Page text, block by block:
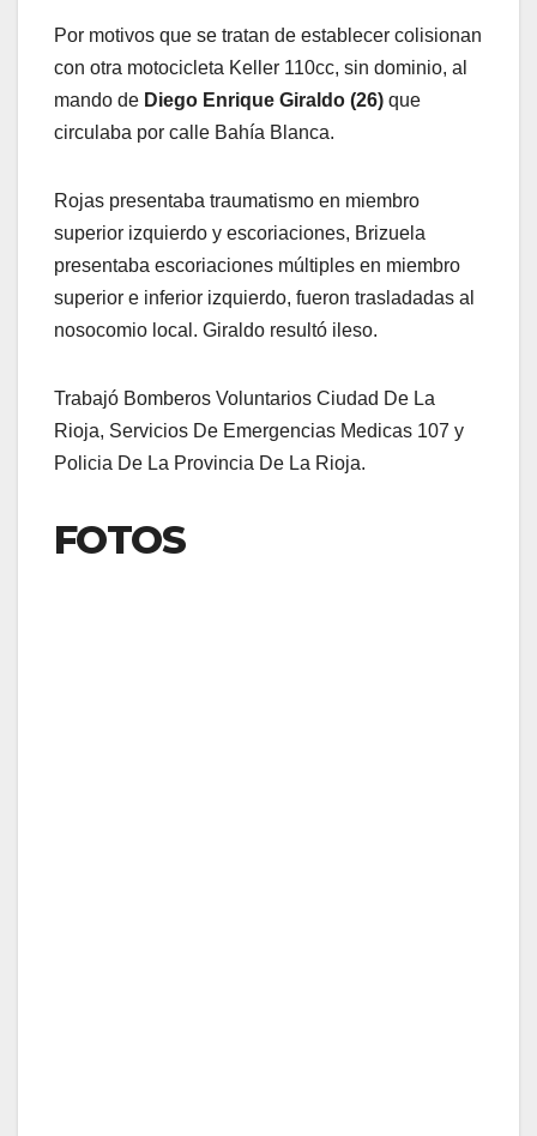
Por motivos que se tratan de establecer colisionan
con otra motocicleta Keller 110cc, sin dominio, al
mando de Diego Enrique Giraldo (26) que
circulaba por calle Bahía Blanca.
Rojas presentaba traumatismo en miembro
superior izquierdo y escoriaciones, Brizuela
presentaba escoriaciones múltiples en miembro
superior e inferior izquierdo, fueron trasladadas al
nosocomio local. Giraldo resultó ileso.
Trabajó Bomberos Voluntarios Ciudad De La
Rioja, Servicios De Emergencias Medicas 107 y
Policia De La Provincia De La Rioja.
FOTOS